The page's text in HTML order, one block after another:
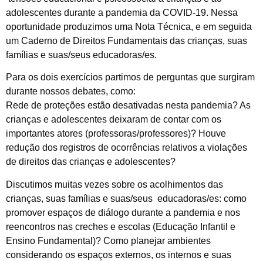
adolescentes durante a pandemia da COVID-19. Nessa
oportunidade produzimos uma Nota Técnica, e em seguida
um Caderno de Direitos Fundamentais das crianças, suas
famílias e suas/seus educadoras/es.
Para os dois exercícios partimos de perguntas que surgiram
durante nossos debates, como:
Rede de proteções estão desativadas nesta pandemia? As
crianças e adolescentes deixaram de contar com os
importantes atores (professoras/professores)? Houve
redução dos registros de ocorrências relativos a violações
de direitos das crianças e adolescentes?
Discutimos muitas vezes sobre os acolhimentos das
crianças, suas famílias e suas/seus educadoras/es: como
promover espaços de diálogo durante a pandemia e nos
reencontros nas creches e escolas (Educação Infantil e
Ensino Fundamental)? Como planejar ambientes
considerando os espaços externos, os internos e suas